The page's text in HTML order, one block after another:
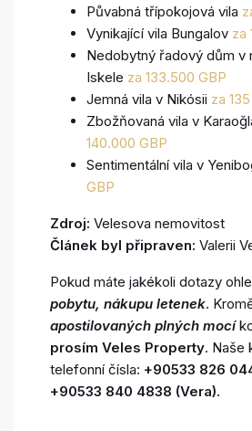
Půvabná třípokojová vila
Vynikající vila Bungalov za
Nedobytný řadový dům v
Iskele za 133.500 GBP
Jemná vila v Nikósii za
Zbožňovaná vila v
140.000 GBP
Sentimentální vila v
GBP
Zdroj: Velesova nemovitost
Článek byl připraven: Valerii
Pokud máte jakékoli dotazy
pobytu, nákupu letenek.
apostilovaných plných mocí
prosím Veles Property. Naše
telefonní čísla: +90533 826
+90533 840 4838 (Vera).